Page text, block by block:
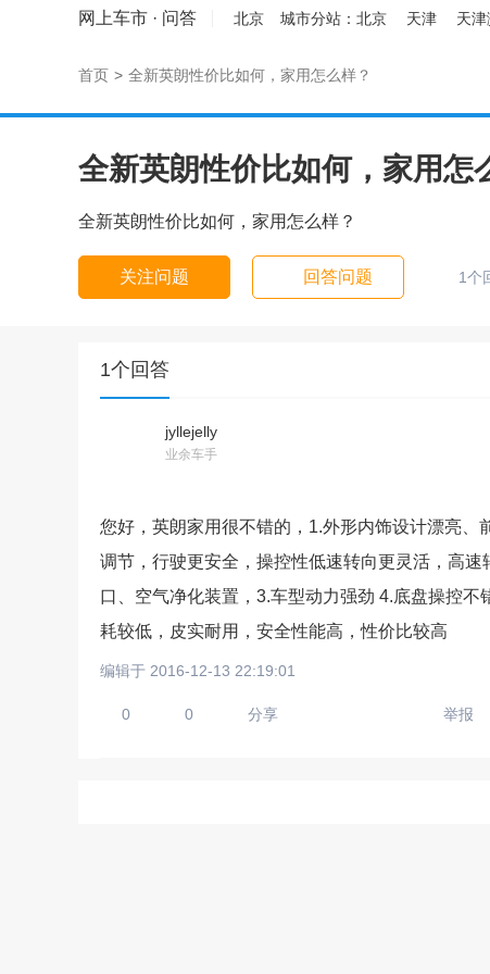
网上车市 · 问答 北京 城市分站： 北京 天津 天
首页 > 全新英朗性价比如何，家用怎么样？
全新英朗性价比如何，家用怎
全新英朗性价比如何，家用怎么样？
关注问题 回答问题 1个
1个回答
jyllejelly
业余车手
您好，英朗家用很不错的，1.外形内饰设计漂亮
调节，行驶更安全，操控性低速转向更灵活，高
口、空气净化装置，3.车型动力强劲 4.底盘操控
耗较低，皮实耐用，安全性能高，性价比较高
编辑于 2016-12-13 22:19:01
0 0 分享 举报
上传手机